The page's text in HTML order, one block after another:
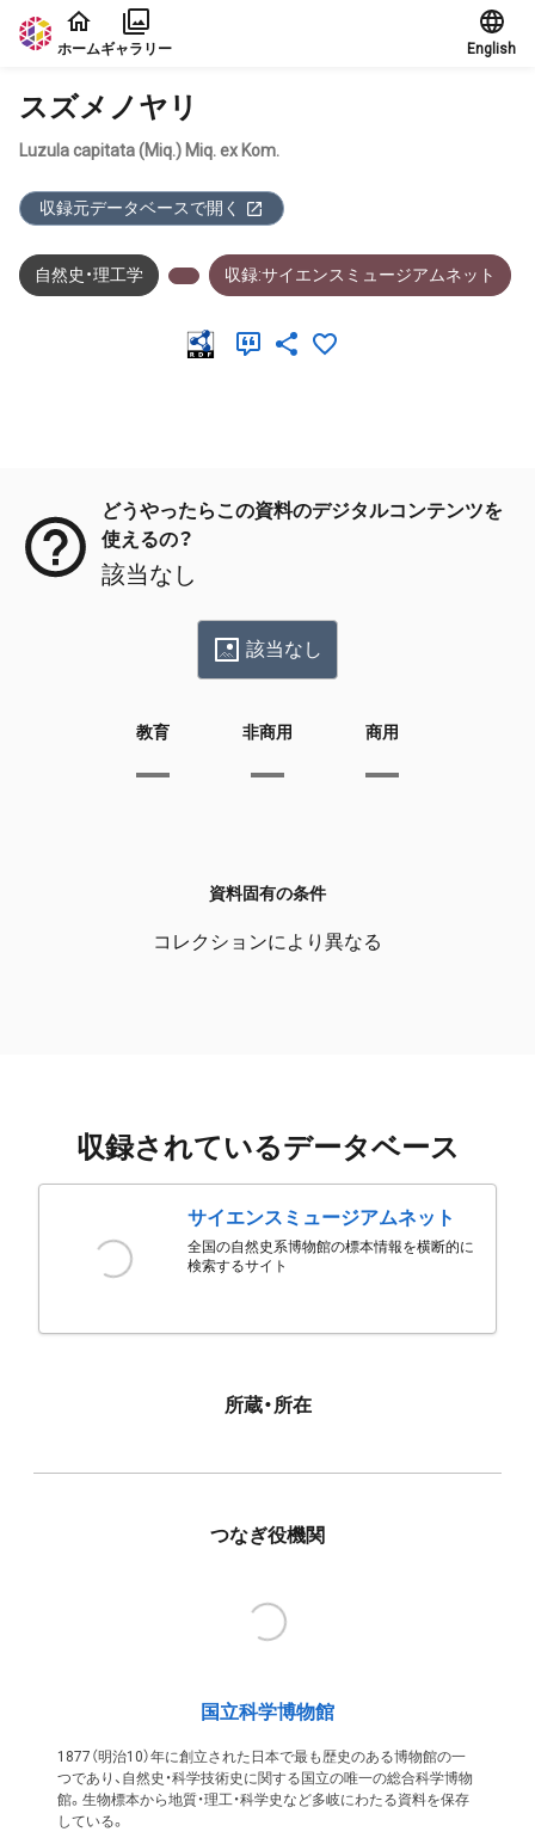
本文に飛ぶ
ホームギャラリー English
スズメノヤリ
Luzula capitata (Miq.) Miq. ex Kom.
収録元データベースで開く
自然史・理工学 収録:サイエンスミュージアムネット
どうやったらこの資料のデジタルコンテンツを
使えるの？
該当なし
該当なし
教育 非商用 商用
資料固有の条件
コレクションにより異なる
収録されているデータベース
サイエンスミュージアムネット
全国の自然史系博物館の標本情報を横断的に
検索するサイト
所蔵・所在
つなぎ役機関
国立科学博物館
1877（明治10）年に創立された日本で最も歴史のある博物館の一
つであり、自然史・科学技術史に関する国立の唯一の総合科学博物
館。生物標本から地質・理工・科学史など多岐にわたる資料を保存
している。